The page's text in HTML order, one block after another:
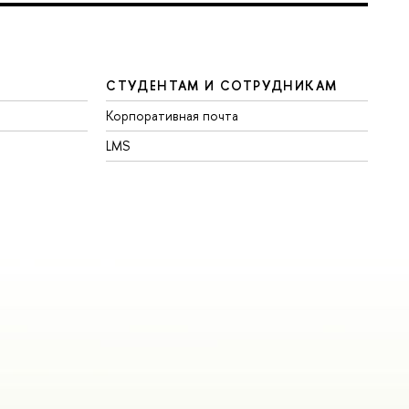
СТУДЕНТАМ И СОТРУДНИКАМ
Корпоративная почта
LMS